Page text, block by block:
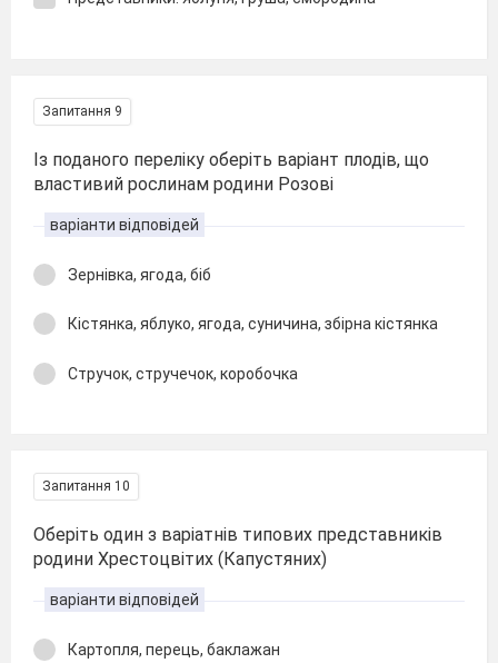
Запитання 9
Із поданого переліку оберіть варіант плодів, що
властивий рослинам родини Розові
варіанти відповідей
Зернівка, ягода, біб
Кістянка, яблуко, ягода, суничина, збірна кістянка
Стручок, стручечок, коробочка
Запитання 10
Оберіть один з варіатнів типових представників
родини Хрестоцвітих (Капустяних)
варіанти відповідей
Картопля, перець, баклажан